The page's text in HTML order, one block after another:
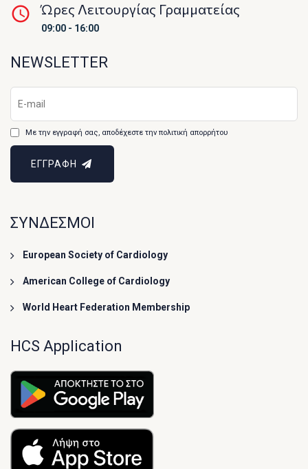
Ώρες Λειτουργίας Γραμματείας
09:00 - 16:00
NEWSLETTER
Με την εγγραφή σας, αποδέχεστε την πολιτική απορρήτου
ΕΓΓΡΑΦΗ
ΣΥΝΔΕΣΜΟΙ
European Society of Cardiology
American College of Cardiology
World Heart Federation Membership
HCS Application